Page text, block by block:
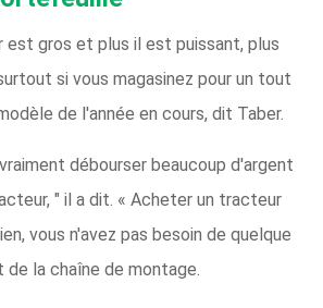
est gros et plus il est puissant, plus
si vous magasinez pour un tout
de l'année en cours, dit Taber.
débourser beaucoup d'argent
" il a dit. « Acheter un tracteur
vous n'avez pas besoin de quelque
la chaîne de montage.